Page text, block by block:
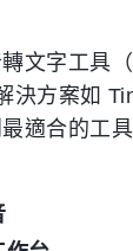
文字工具
決方案如
適合的工具